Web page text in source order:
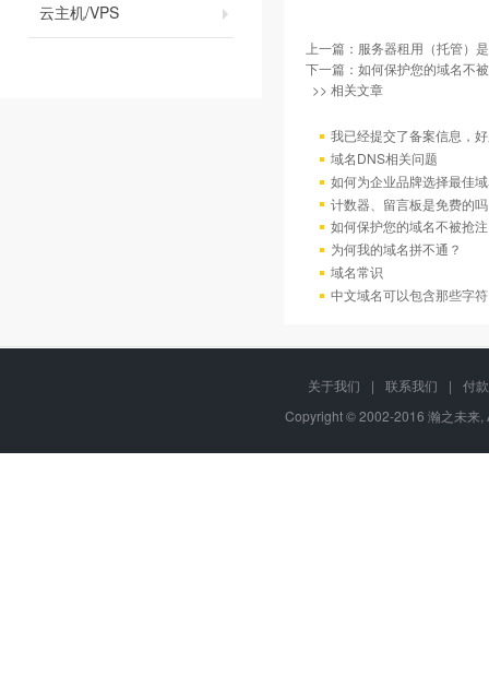
云主机/VPS
上一篇： 服务器租用（托管）
下一篇： 如何保护您的域名不
>> 相关文章
我已经提交了备案信息，
域名DNS相关问题
如何为企业品牌选择最佳
计数器、留言板是免费的
如何保护您的域名不被抢注
为何我的域名拼不通？
域名常识
中文域名可以包含那些字
关于我们 | 联系我们 |
付
Copyright © 2002-2016 瀚之未